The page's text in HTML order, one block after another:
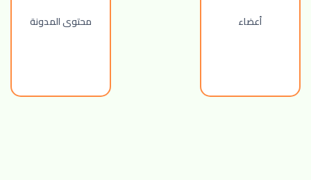
أعضاء محتوى المدونة